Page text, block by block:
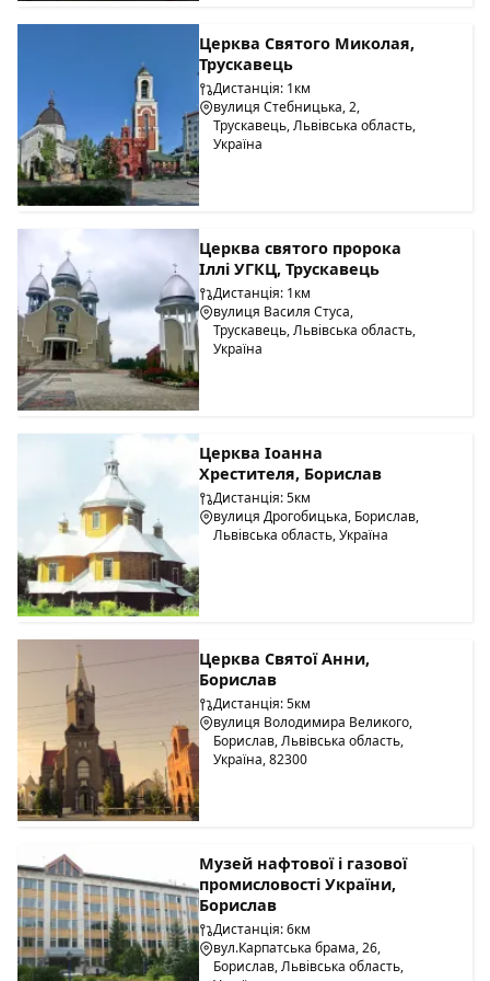
Церква Святого Миколая,
Трускавець
Дистанція: 1км
вулиця Стебницька, 2,
Трускавець, Львівська область,
Україна
Церква святого пророка
Іллі УГКЦ, Трускавець
Дистанція: 1км
вулиця Василя Стуса,
Трускавець, Львівська область,
Україна
Церква Іоанна
Хрестителя, Борислав
Дистанція: 5км
вулиця Дрогобицька, Борислав,
Львівська область, Україна
Церква Святої Анни,
Борислав
Дистанція: 5км
вулиця Володимира Великого,
Борислав, Львівська область,
Україна, 82300
Музей нафтової і газової
промисловості України,
Борислав
Дистанція: 6км
вул.Карпатська брама, 26,
Борислав, Львівська область,